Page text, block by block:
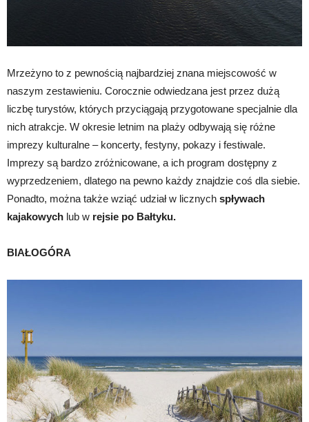
Mrzeżyno to z pewnością najbardziej znana miejscowość w
naszym zestawieniu. Corocznie odwiedzana jest przez dużą
liczbę turystów, których przyciągają przygotowane specjalnie dla
nich atrakcje. W okresie letnim na plaży odbywają się różne
imprezy kulturalne – koncerty, festyny, pokazy i festiwale.
Imprezy są bardzo zróżnicowane, a ich program dostępny z
wyprzedzeniem, dlatego na pewno każdy znajdzie coś dla siebie.
Ponadto, można także wziąć udział w licznych spływach
kajakowych lub w rejsie po Bałtyku.
BIAŁOGÓRA